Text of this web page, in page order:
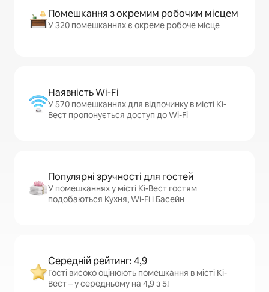
Помешкання з окремим робочим місцем
У 320 помешканнях є окреме робоче місце
Наявність Wi-Fi
У 570 помешканнях для відпочинку в місті Кі-
Вест пропонується доступ до Wi-Fi
Популярні зручності для гостей
У помешканнях у місті Кі-Вест гостям
подобаються Кухня, Wi-Fi і Басейн
Середній рейтинг: 4,9
Гості високо оцінюють помешкання в місті Кі-
Вест – у середньому на 4,9 з 5!